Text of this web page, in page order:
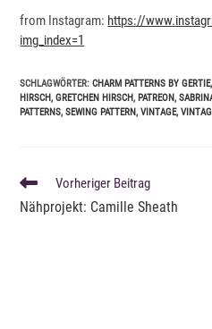
from Instagram: https://
img_index=1
SCHLAGWÖRTER:CHARM PATTERNS BY GERTIE,
HIRSCH, GRETCHEN HIRSCH, PATREON,
PATTERNS, SEWING PATTERN, VINTAGE,
WEITERE
ARTIKEL
ANSEHEN
Vorheriger Beitrag
Nähprojekt: Camille Sheath